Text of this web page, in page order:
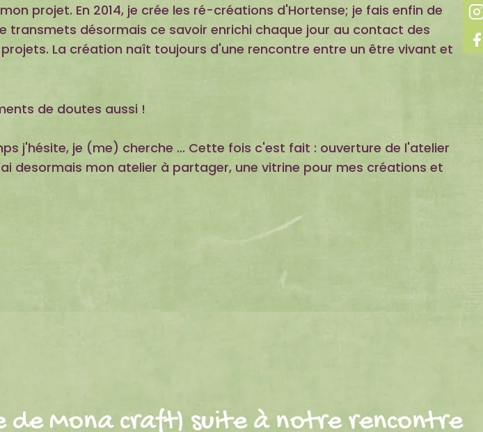
projet. En 2014, je crée les ré-créations d'Hortense; je fais enfin de
transmets désormais ce savoir enrichi chaque jour au contact des
La création naît toujours d'une rencontre entre un être vivant et
de doutes aussi !
j'hésite, je (me) cherche ... Cette fois c'est fait : ouverture de l'atelier
desormais mon atelier à partager, une vitrine pour mes créations et
Mona craft) suite à notre rencontre